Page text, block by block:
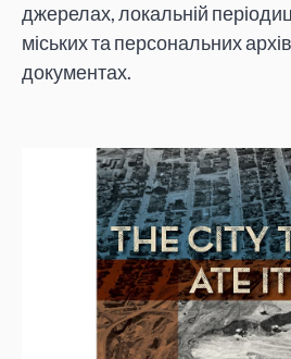
джерелах, локальній
міських та персональних
документах.